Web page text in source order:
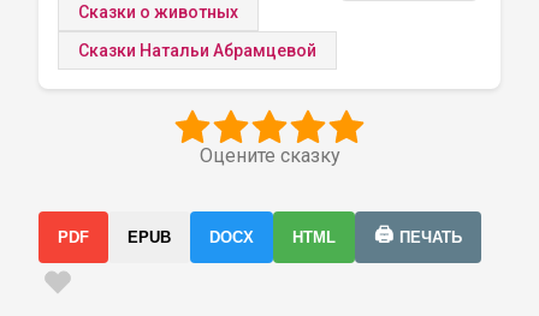
Сказки о животных
Сказки Натальи Абрамцевой
Оцените сказку
PDF EPUB DOCX HTML 🖨️ ПЕЧАТЬ